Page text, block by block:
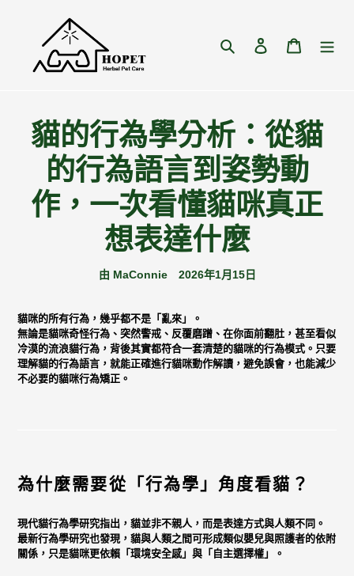
搜尋 登入 購物車
貓的行為學分析：從貓
的行為語言到姿勢動
作，一次看懂貓咪真正
想表達什麼
由 MaConnie 2026年1月15日
貓咪的所有行為，幾乎都不是「亂來」。
無論是貓咪奇怪行為、突然警戒、反覆磨蹭、在你面前翻肚，甚至看似
冷漠的流浪貓行為，背後其實都符合一套清楚的貓咪的行為模式 。只要
理解貓的行為語言，就能正確進行貓咪動作解讀，避免誤會，也能減少
不必要的貓咪行為矯正。
為什麼需要從「行為學」角度看貓？
現代貓行為學研究指出，貓並非不親人，而是表達方式與人類不同 。
最新行為學研究也發現，貓與人類之間可形成類似嬰兒與照護者的依附
關係，只是貓咪更依賴「環境安全感」與「自主選擇權」。